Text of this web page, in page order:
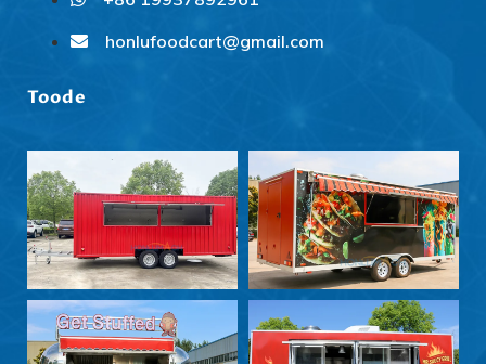
honlufoodcart@gmail.com
Toode
Ελληνικά
Čeština
Slovenščina
Latviešu valoda
Dansk
Hrvatski